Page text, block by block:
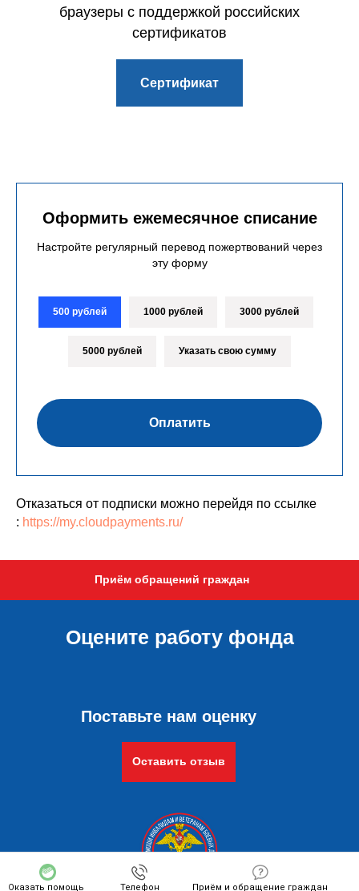
Оказать помощь Телефон Приём и обращение граждан
браузеры с поддержкой российских
сертификатов
Сертификат
Оформить ежемесячное списание
Настройте регулярный перевод пожертвований через
эту форму
500 рублей 1000 рублей 3000 рублей
5000 рублей Указать свою сумму
Оплатить
Отказаться от подписки можно перейдя по ссылке
: https://my.cloudpayments.ru/
Приём обращений граждан
Оставить отзыв
Поставьте нам оценку
Оцените работу фонда